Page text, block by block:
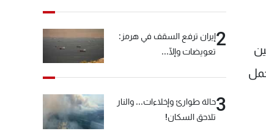
2إيران ترفع السقف في هرمز:
تعويضات وإلّا...
3حالة طوارئ وإخلاءات... والنار
تلاحق السكان!